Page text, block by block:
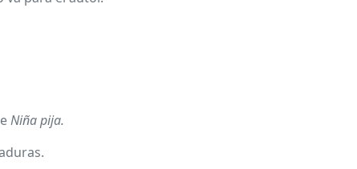
Niña pija.